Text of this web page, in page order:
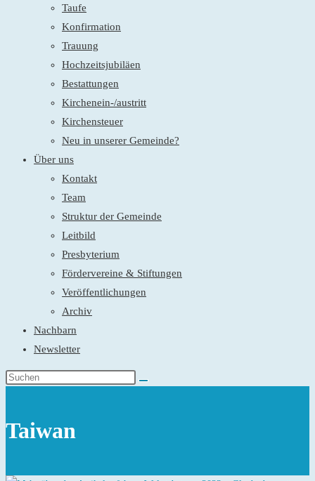
Taufe
Konfirmation
Trauung
Hochzeitsjubiläen
Bestattungen
Kirchenein-/austritt
Kirchensteuer
Neu in unserer Gemeinde?
Über uns
Kontakt
Team
Struktur der Gemeinde
Leitbild
Presbyterium
Fördervereine & Stiftungen
Veröffentlichungen
Archiv
Nachbarn
Newsletter
Taiwan